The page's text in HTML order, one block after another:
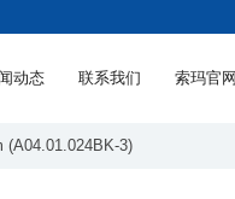
动态 联系我们 索玛官网
(A04.01.024BK-3)